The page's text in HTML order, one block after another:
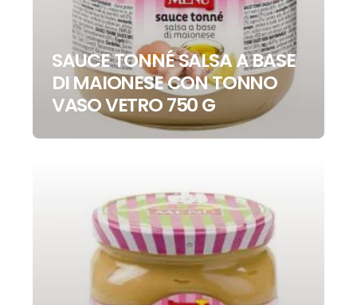
SAUCE TONNÉ SALSA A BASE
DI MAIONESE CON TONNO
VASO VETRO 750 G